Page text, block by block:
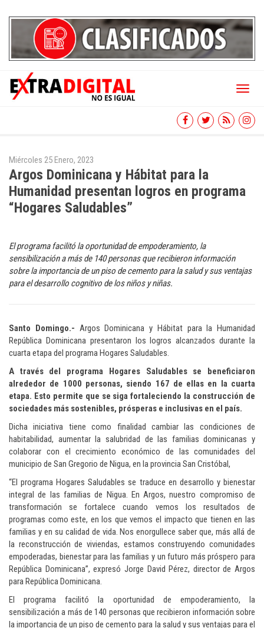
Toggle
Miércoles 25 Enero, 2023
Argos Dominicana y Hábitat para la
Humanidad presentan logros en programa
“Hogares Saludables”
El programa facilitó la oportunidad de empoderamiento, la
sensibilización a más de 140 personas que recibieron información
sobre la importancia de un piso de cemento para la salud y sus ventajas
para el desarrollo cognitivo de los niños y niñas.
Santo Domingo.- Argos Dominicana y Hábitat para la Humanidad
República Dominicana presentaron los logros alcanzados durante la
cuarta etapa del programa Hogares Saludables.
A través del programa Hogares Saludables se beneficiaron
alrededor de 1000 personas, siendo 167 de ellas en la cuarta
etapa. Esto permite que se siga fortaleciendo la construcción de
sociedades más sostenibles, prósperas e inclusivas en el país.
Dicha iniciativa tiene como finalidad cambiar las condiciones de
habitabilidad, aumentar la salubridad de las familias dominicanas y
colaborar con el crecimiento económico de las comunidades del
municipio de San Gregorio de Nigua, en la provincia San Cristóbal,
“El programa Hogares Saludables se traduce en desarrollo y bienestar
integral de las familias de Nigua. En Argos, nuestro compromiso de
transformación se fortalece cuando vemos los resultados de
programas como este, en los que vemos el impacto que tienen en las
familias y en su calidad de vida. Nos enorgullece saber que, más allá de
la reconstrucción de viviendas, estamos construyendo comunidades
empoderadas, bienestar para las familias y un futuro más próspero para
República Dominicana”, expresó Jorge David Pérez, director de Argos
para República Dominicana.
El programa facilitó la oportunidad de empoderamiento, la
sensibilización a más de 140 personas que recibieron información sobre
la importancia de un piso de cemento para la salud y sus ventajas para el